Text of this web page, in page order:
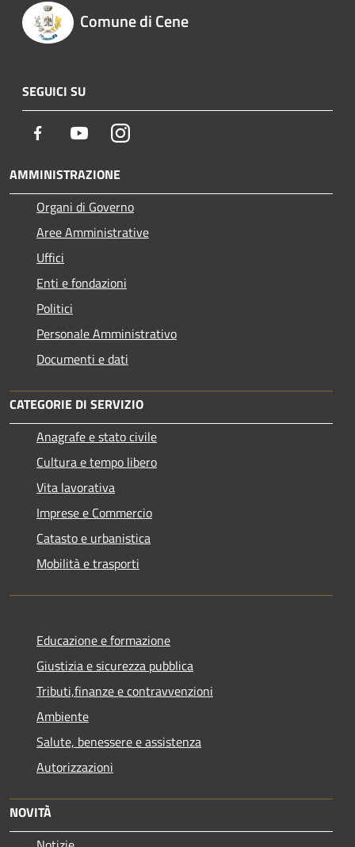
Comune di Cene
SEGUICI SU
Facebook YoutubeInstagram
AMMINISTRAZIONE
Organi di Governo
Aree Amministrative
Uffici
Enti e fondazioni
Politici
Personale Amministrativo
Documenti e dati
CATEGORIE DI SERVIZIO
Anagrafe e stato civile
Cultura e tempo libero
Vita lavorativa
Imprese e Commercio
Catasto e urbanistica
Mobilità e trasporti
Educazione e formazione
Giustizia e sicurezza pubblica
Tributi,finanze e contravvenzioni
Ambiente
Salute, benessere e assistenza
Autorizzazioni
NOVITÀ